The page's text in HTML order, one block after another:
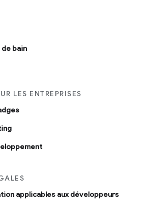
bain
LES ENTREPRISES
applicables aux développeurs